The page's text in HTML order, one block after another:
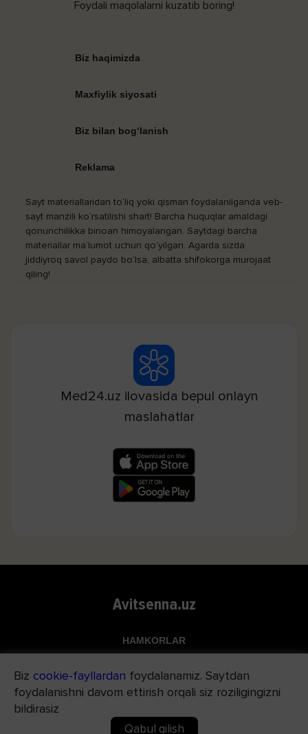
Foydali maqolalarni kuzatib boring!
Biz haqimizda
Maxfiylik siyosati
Biz bilan bog‘lanish
Reklama
Sayt materiallaridan to‘liq yoki qisman foydalanilganda veb-
sayt manzili ko‘rsatilishi shart! Barcha huquqlar amaldagi
qonunchilikka binoan himoyalangan. Saytdagi barcha
materiallar ma’lumot uchun qo‘yilgan. Agarda sizda
jiddiyroq savol paydo bo‘lsa, albatta shifokorga murojaat
qiling!
Med24.uz ilovasida bepul onlayn
maslahatlar
Avitsenna.uz
HAMKORLAR
Apteka.uz
Med24.uz
Biz cookie-fayllardan foydalanamiz. Saytdan
foydalanishni davom ettirish orqali siz roziligingizni
bildirasiz
Qabul qilish